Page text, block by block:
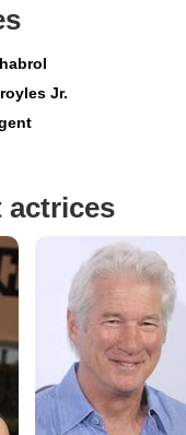
Jr.
actrices